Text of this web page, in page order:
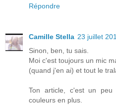
Répondre
Camille Stella 23 juillet
Sinon, ben, tu sais.
Moi c'est toujours un mic
(quand j'en ai) et tout le
Ton article, c'est un
couleurs en plus.